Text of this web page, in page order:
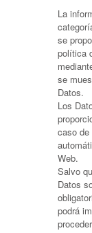
La
se
política
se
Datos.
Los
caso de
Web.
Salvo
Datos
podrá